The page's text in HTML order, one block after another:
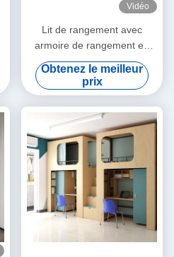
Vidéo
Lit de rangement avec
armoire de rangement en
bois 4600 x 900 x 2400 mm
Obtenez le meilleur
prix